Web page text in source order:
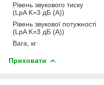
Рівень звукового тиску
(LpA K=3 дБ (A))
Рівень звукової потужності
(LpA K=3 дБ (A))
Вага, кг
Приховати